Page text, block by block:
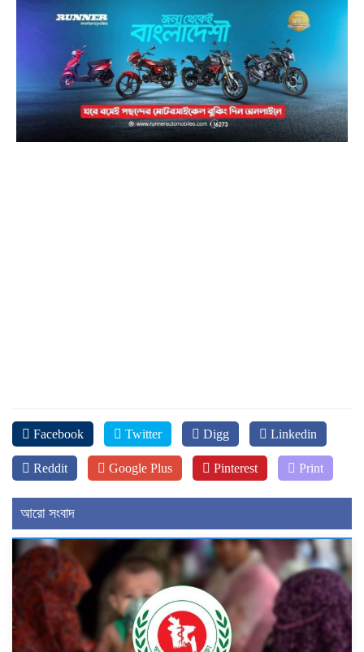
Facebook Twitter Digg Linkedin
Reddit Google Plus Pinterest Print
আরো সংবাদ